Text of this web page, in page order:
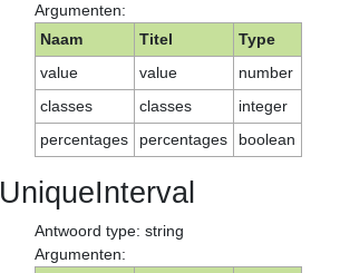
Argumenten:
Naam
Titel
Type
value
value
number
classes
classes
integer
percentages
percentages boolean
UniqueInterval
Antwoord type: string
Argumenten: